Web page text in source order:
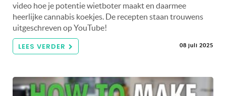
video hoe je potentie wietboter maakt en daarmee
heerlijke cannabis koekjes. De recepten staan trouwens
uitgeschreven op YouTube!
LEES VERDER 08 juli 2025